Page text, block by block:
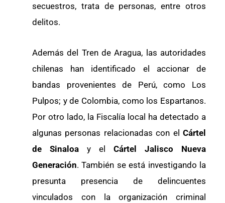
secuestros, trata de personas, entre otros
delitos.
Además del Tren de Aragua, las autoridades
chilenas han identificado el accionar de
bandas provenientes de Perú, como Los
Pulpos; y de Colombia, como los Espartanos.
Por otro lado, la Fiscalía local ha detectado a
algunas personas relacionadas con el Cártel
de Sinaloa y el Cártel Jalisco Nueva
Generación. También se está investigando la
presunta presencia de delincuentes
vinculados con la organización criminal